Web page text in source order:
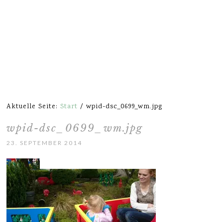
Aktuelle Seite:Start / wpid-dsc_0699_wm.jpg
wpid-dsc_0699_wm.jpg
23. SEPTEMBER 2014